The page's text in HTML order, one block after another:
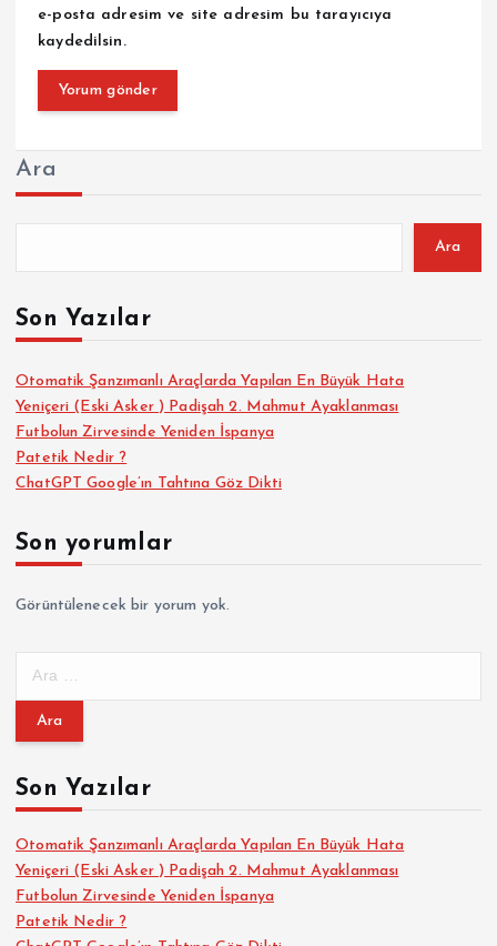
e-posta adresim ve site adresim bu tarayıcıya
kaydedilsin.
Ara
Ara
Son Yazılar
Otomatik Şanzımanlı Araçlarda Yapılan En Büyük Hata
Yeniçeri (Eski Asker ) Padişah 2. Mahmut Ayaklanması
Futbolun Zirvesinde Yeniden İspanya
Patetik Nedir ?
ChatGPT Google’ın Tahtına Göz Dikti
Son yorumlar
Görüntülenecek bir yorum yok.
m
:Son Yazılar
Otomatik Şanzımanlı Araçlarda Yapılan En Büyük Hata
Yeniçeri (Eski Asker ) Padişah 2. Mahmut Ayaklanması
Futbolun Zirvesinde Yeniden İspanya
Patetik Nedir ?